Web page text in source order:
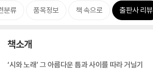
분류 품목정보 책 속으로 출판사 리뷰
책소개
‘시와 노래’ 그 아름다운 틈과 사이를 따라 거닐기